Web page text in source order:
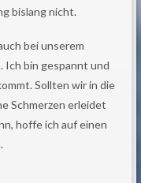
bislang nicht.
bei unserem
Ich bin gespannt und
Sollten wir in die
Schmerzen erleidet
hoffe ich auf einen